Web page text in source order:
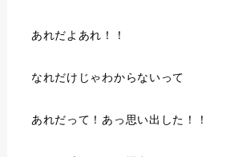
あれだよあれ！！
なれだけじゃわからないって
あれだって！あっ思い出した！！